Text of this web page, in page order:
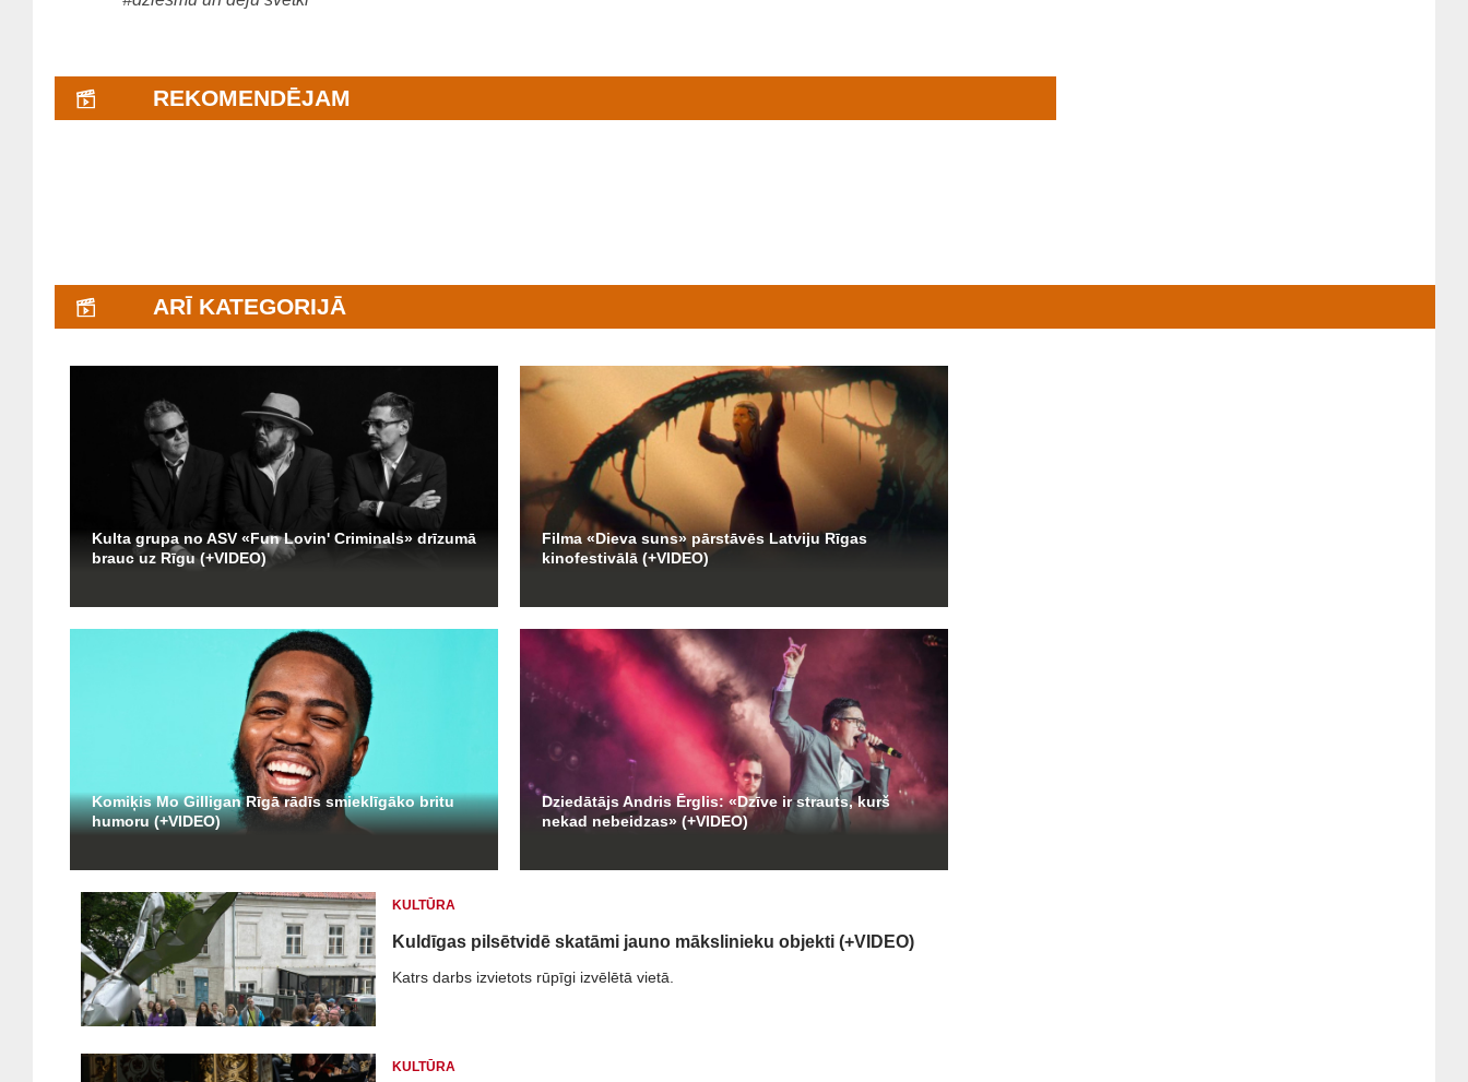
REKOMENDĒJAM
ARĪ KATEGORIJĀ
Kulta grupa no ASV «Fun Lovin' Criminals» drīzumā
brauc uz Rīgu (+VIDEO)
Filma «Dieva suns» pārstāvēs Latviju Rīgas
kinofestivālā (+VIDEO)
Komiķis Mo Gilligan Rīgā rādīs smieklīgāko britu
humoru (+VIDEO)
Dziedātājs Andris Ērglis: «Dzīve ir strauts, kurš
nekad nebeidzas» (+VIDEO)
KULTŪRA
Kuldīgas pilsētvidē skatāmi jauno mākslinieku objekti (+VIDEO)
Katrs darbs izvietots rūpīgi izvēlētā vietā.
KULTŪRA